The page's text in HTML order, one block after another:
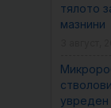
тялото
мазнини
увреден